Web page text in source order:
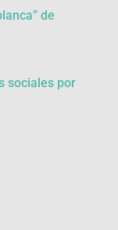
de
sociales por